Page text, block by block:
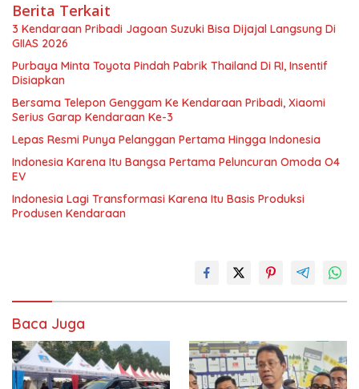
Berita Terkait
3 Kendaraan Pribadi Jagoan Suzuki Bisa Dijajal Langsung Di
GIIAS 2026
Purbaya Minta Toyota Pindah Pabrik Thailand Di RI, Insentif
Disiapkan
Bersama Telepon Genggam Ke Kendaraan Pribadi, Xiaomi
Serius Garap Kendaraan Ke-3
Lepas Resmi Punya Pelanggan Pertama Hingga Indonesia
Indonesia Karena Itu Bangsa Pertama Peluncuran Omoda O4
EV
Indonesia Lagi Transformasi Karena Itu Basis Produksi
Produsen Kendaraan
Baca Juga